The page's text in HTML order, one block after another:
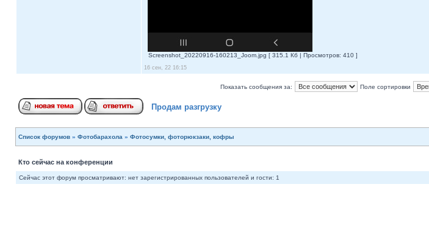
Screenshot_20220916-160213_Joom.jpg [ 315.1 Кб | Просмотров: 410 ]
16 сен, 22 16:15
Показать сообщения за: Поле сортировки
Продам разгрузку
Список форумов » Фотобарахола » Фотосумки, фоторюкзаки, кофры
Кто сейчас на конференции
Сейчас этот форум просматривают: нет зарегистрированных пользователей и гости: 1